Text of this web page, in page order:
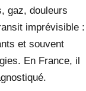
gaz, douleurs
imprévisible :
et souvent
En France, il